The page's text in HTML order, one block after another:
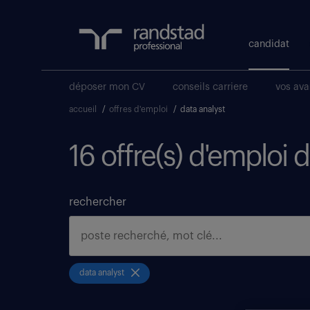
candidat
déposer mon CV conseils carriere vos
accueil / offres d'emploi / data analyst
16 offre(s) d'emploi
rechercher
data analyst